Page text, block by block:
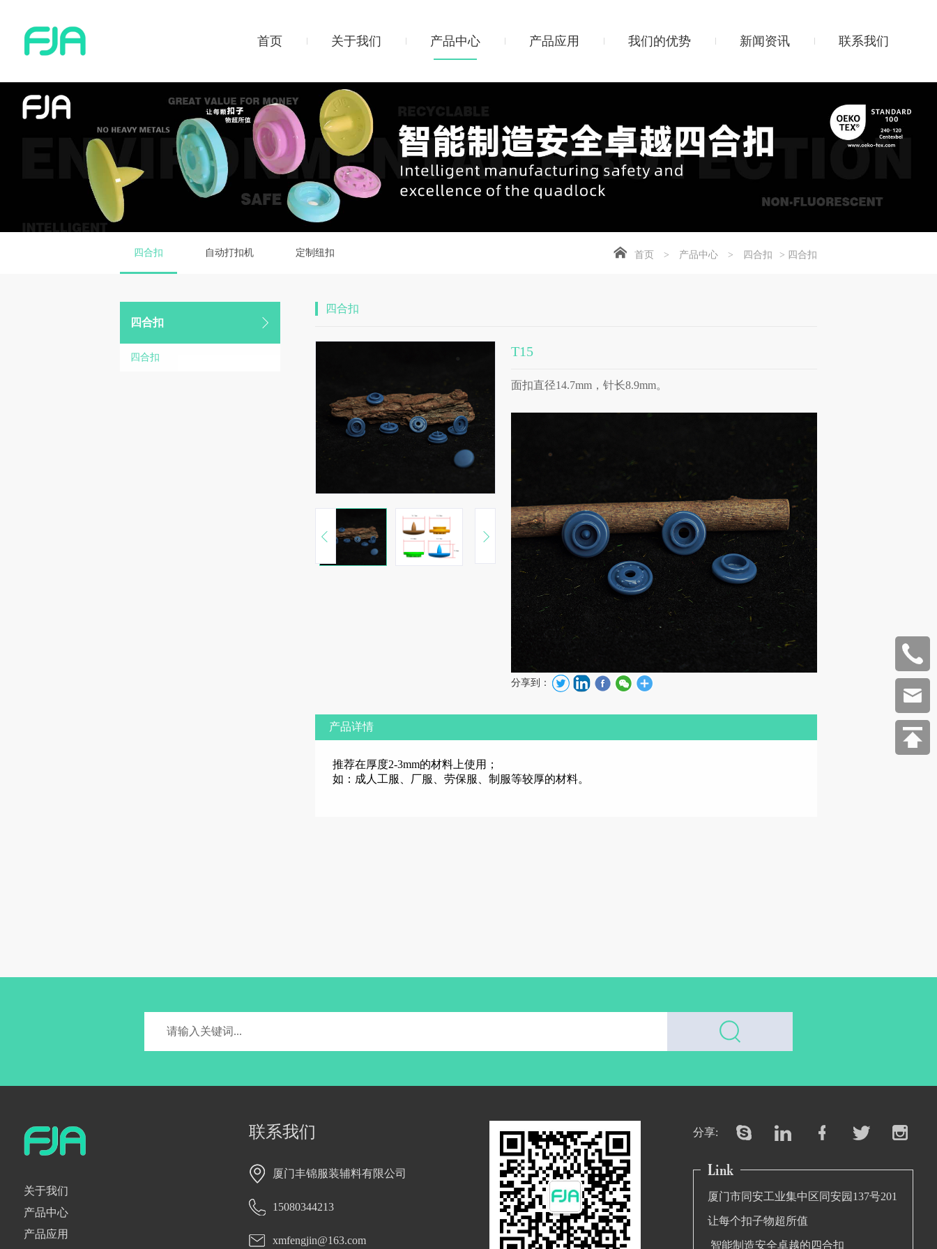
首页 关于我们 产品中心 产品应用 我们的优势 新闻资讯 联系我们
四合扣
四合扣
四合扣
自动打扣机 定制纽扣 首页 > 产品中心 > 四合扣 > 四合扣
四合扣
T15
面扣直径14.7mm，针长8.9mm。
分享到：
产品详情
推荐在厚度2-3mm的材料上使用；
如：成人工服、厂服、劳保服、制服等较厚的材料。
关于我们
产品中心
产品应用
联系我们
厦门丰锦服装辅料有限公司
15080344213
xmfengjin@163.com
分享:
厦门市同安工业集中区同安园137号201
让每个扣子物超所值
智能制造安全卓越的四合扣